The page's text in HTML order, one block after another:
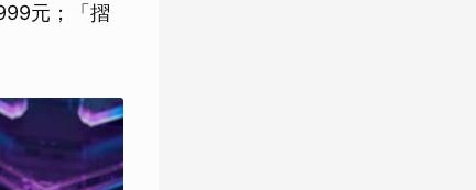
元；「摺